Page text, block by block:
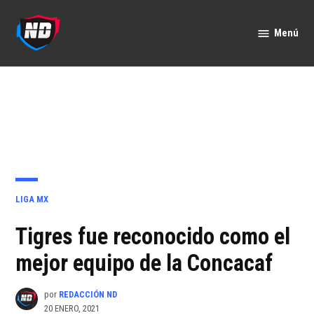
contenido
Menú
PUBLICADO
LIGA MX
Tigres fue reconocido como el
mejor equipo de la Concacaf
por REDACCIÓN ND
20 ENERO, 2021